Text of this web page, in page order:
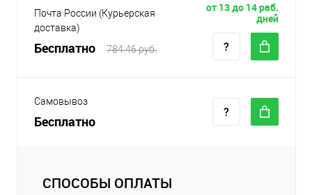
Почта России (Курьерская
доставка)
Бесплатно 784.46 руб.
от 13 до 14 раб.
дней
Самовывоз
Бесплатно
СПОСОБЫ ОПЛАТЫ